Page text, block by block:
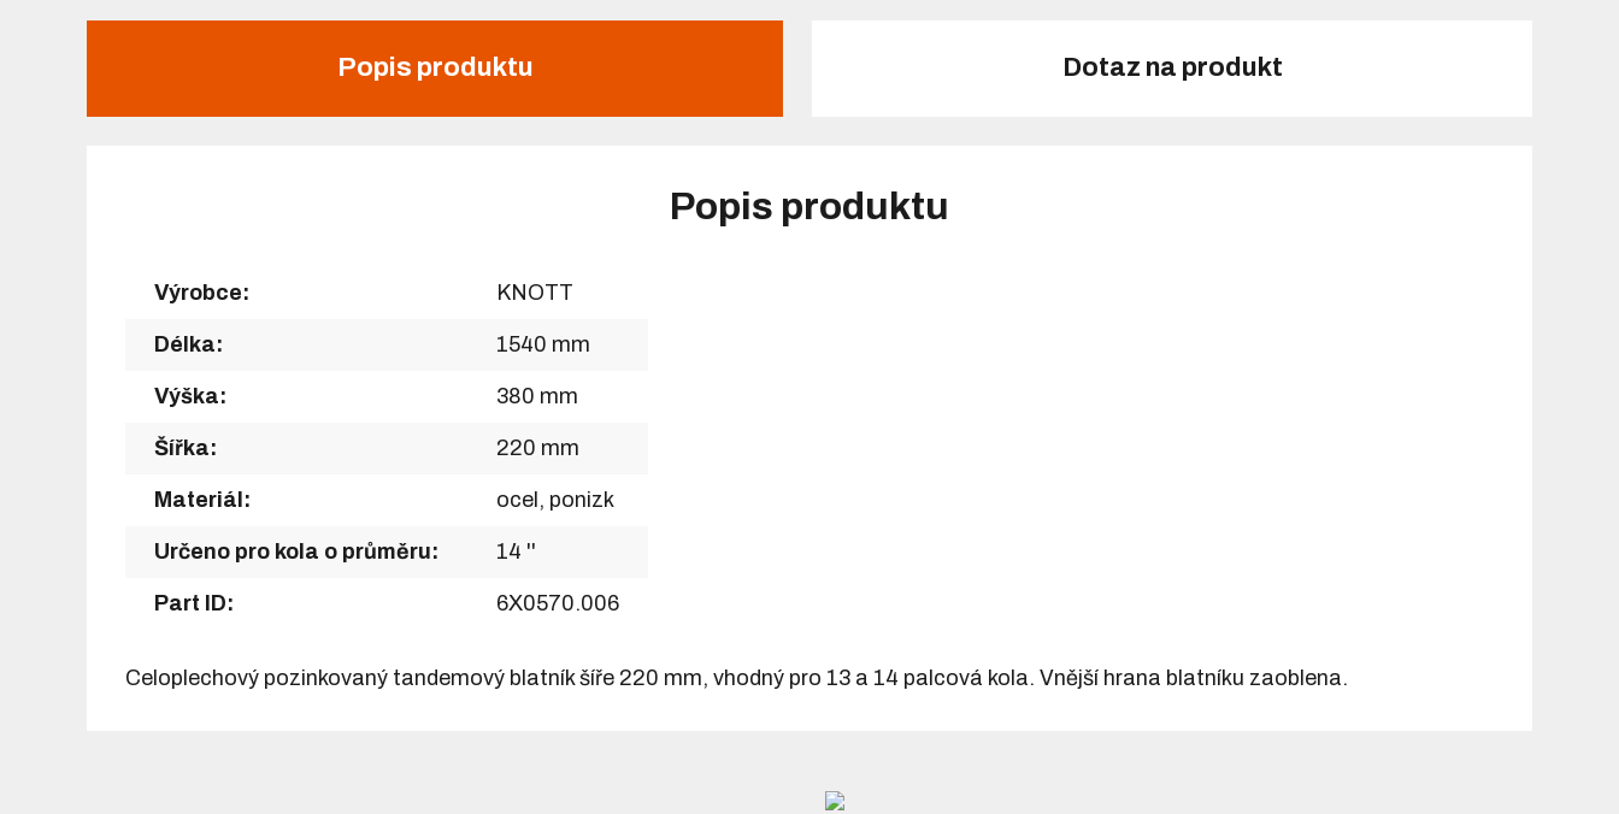
Popis produktu Dotaz na produkt
Popis produktu
Výrobce: KNOTT
Délka: 1540 mm
Výška: 380 mm
Šířka: 220 mm
Materiál: ocel, ponizk
Určeno pro kola o průměru: 14 ''
Part ID: 6X0570.006
Celoplechový pozinkovaný tandemový blatník šíře 220 mm, vhodný pro 13 a 14 palcová kola. Vnější hrana blatníku zaoblena.